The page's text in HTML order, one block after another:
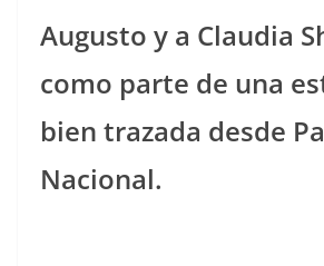
Augusto y a Claudia
como parte de una
bien trazada desde
Nacional.